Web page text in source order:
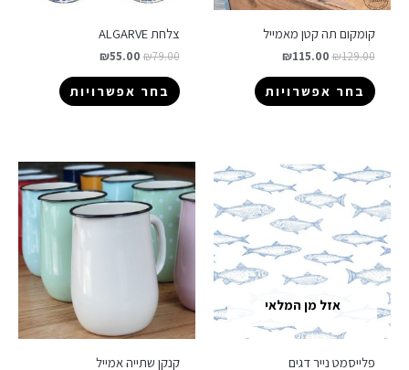
קומקום תה קטן מאמייל
₪129.00
₪115.00
בחר אפשרויות
צלחת ALGARVE
₪79.00
₪55.00
בחר אפשרויות
אזל מן המלאי
פלייסמט נייר דגים קנקן שתייה אמייל